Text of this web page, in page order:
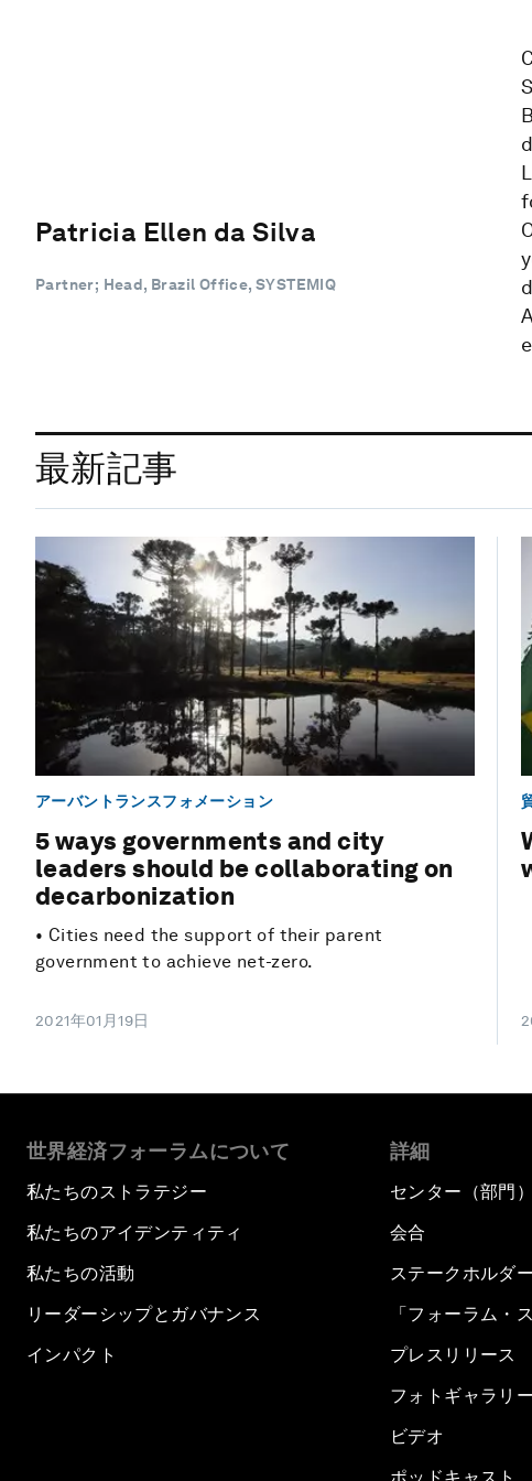
Patricia Ellen da Silva
Partner; Head, Brazil Office, SYSTEMIQ
最新記事
アーバントランスフォメーション
5 ways governments and city
leaders should be collaborating on
decarbonization
• Cities need the support of their parent
government to achieve net-zero.
2021年01月19日
世界経済フォーラムについて
私たちのストラテジー
私たちのアイデンティティ
私たちの活動
リーダーシップとガバナンス
インパクト
詳細
センター（部門）
会合
ステークホルダ
「フォーラム・
プレスリリース
フォトギャラリー
ビデオ